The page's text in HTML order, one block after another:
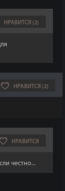
НРАВИТСЯ (2)
НРАВИТСЯ (2)
НРАВИТСЯ
честно...